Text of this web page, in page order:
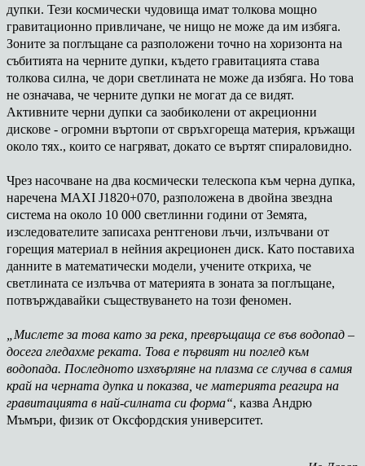
дупки. Тези космически чудовища имат толкова мощно
гравитационно привличане, че нищо не може да им избяга.
Зоните за поглъщане са разположени точно на хоризонта на
събитията на черните дупки, където гравитацията става
толкова силна, че дори светлината не може да избяга. Но това
не означава, че черните дупки не могат да се видят.
Активните черни дупки са заобиколени от акреционни
дискове - огромни въртопи от свръхгореща материя, кръжащи
около тях., които се нагряват, докато се въртят спираловидно.
Чрез насочване на два космически телескопа към черна дупка,
наречена MAXI J1820+070, разположена в двойна звездна
система на около 10 000 светлинни години от Земята,
изследователите записаха рентгенови лъчи, излъчвани от
горещия материал в нейния акреционен диск. Като поставиха
данните в математически модели, учените откриха, че
светлината се излъчва от материята в зоната за поглъщане,
потвърждавайки съществуването на този феномен.
„Мислете за това като за река, превръщаща се във водопад –
досега гледахме реката. Това е първият ни поглед към
водопада. Последното изхвърляне на плазма се случва в самия
край на черната дупка и показва, че материята реагира на
гравитацията в най-силната си форма“, казва Андрю
Мъмъри, физик от Оксфордския университет.